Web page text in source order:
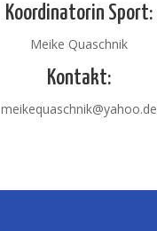
Koordinatorin Sport:
Meike Quaschnik
Kontakt:
meikequaschnik@yahoo.de